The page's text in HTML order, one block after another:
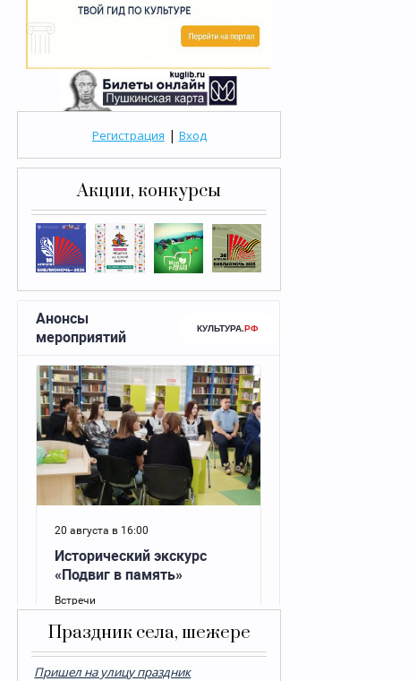
Регистрация | Вход
Акции, конкурсы
Праздник села, шежере
Пришел на улицу праздник